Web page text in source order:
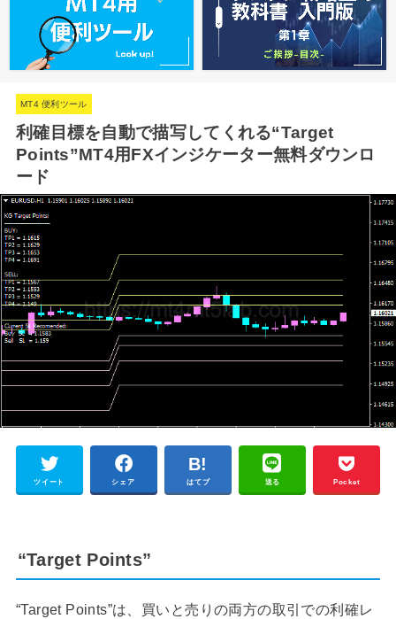
MT4 便利ツール
利確目標を自動で描写してくれる“Target
Points”MT4用FXインジケーター無料ダウンロ
ード
ツイート シェア はてブ 送る Pocket
“Target Points”
“Target Points”は、買いと売りの両方の取引での利確レ